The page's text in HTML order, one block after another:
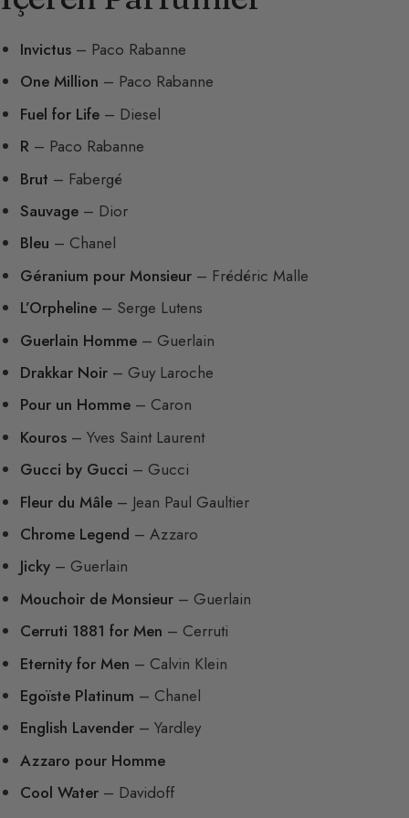
Invictus – Paco Rabanne
One Million – Paco Rabanne
Fuel for Life – Diesel
R – Paco Rabanne
Brut – Fabergé
Sauvage – Dior
Bleu – Chanel
Géranium pour Monsieur – Frédéric Malle
L’Orpheline – Serge Lutens
Guerlain Homme – Guerlain
Drakkar Noir – Guy Laroche
Pour un Homme – Caron
Kouros – Yves Saint Laurent
Gucci by Gucci – Gucci
Fleur du Mâle – Jean Paul Gaultier
Chrome Legend – Azzaro
Jicky – Guerlain
Mouchoir de Monsieur – Guerlain
Cerruti 1881 for Men – Cerruti
Eternity for Men – Calvin Klein
Egoïste Platinum – Chanel
English Lavender – Yardley
Azzaro pour Homme
Cool Water – Davidoff